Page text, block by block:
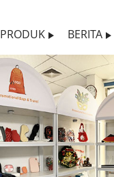
PRODUK BERITA